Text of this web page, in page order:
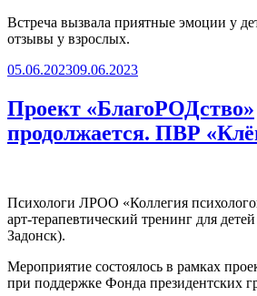
Встреча вызвала приятные эмоции у
отзывы у взрослых.
Опубликовано
05.06.202309.06.2023
Проект «БлагоРОДство»
продолжается. ПВР
Психологи ЛРОО «Коллегия
арт-терапевтический тренинг для
Задонск).
Мероприятие состоялось в рамках
при поддержке Фонда президентских